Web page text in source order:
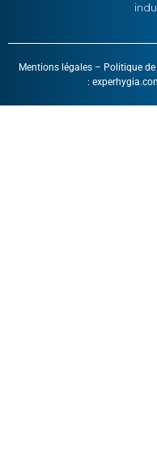
Mentions légales– Politique
: